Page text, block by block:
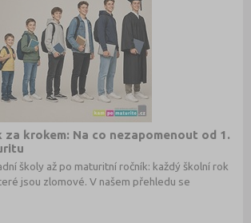
krokem: Na co nezapomenout od 1.
školy až po maturitní ročník: každý školní rok
jsou zlomové. V našem přehledu se